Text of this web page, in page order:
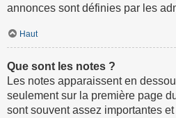
annonces sont définies par les
Haut
Que sont les notes ?
Les notes apparaissent en
seulement sur la première page
sont souvent assez importantes